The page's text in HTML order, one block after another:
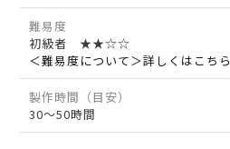
難易度
初級者 ★★☆☆
＜難易度について＞詳しくはこちら
製作時間（目安）
30～50時間